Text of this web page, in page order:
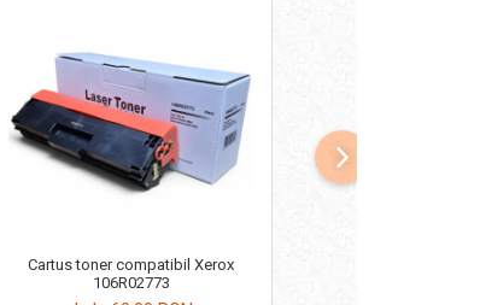
Cartus toner compatibil Xerox
106R02773